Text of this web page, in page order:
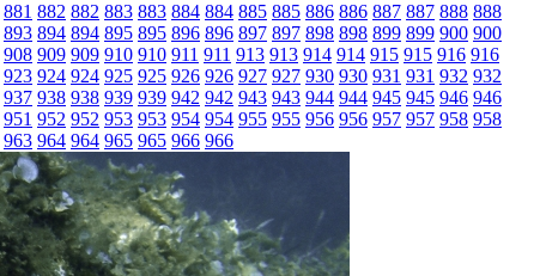
881 882 882 883 883 884 884 885 885 886 886 887 887 888 888
893 894 894 895 895 896 896 897 897 898 898 899 899 900 900
908 909 909 910 910 911 911 913 913 914 914 915 915 916 916
923 924 924 925 925 926 926 927 927 930 930 931 931 932 932
937 938 938 939 939 942 942 943 943 944 944 945 945 946 946
951 952 952 953 953 954 954 955 955 956 956 957 957 958 958
963 964 964 965 965 966 966